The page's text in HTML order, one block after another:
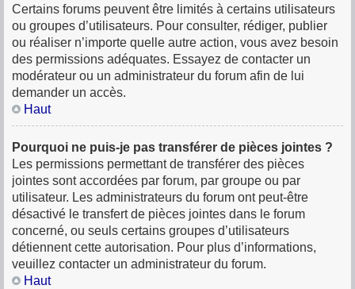
Certains forums peuvent être limités à certains utilisateurs
ou groupes d’utilisateurs. Pour consulter, rédiger, publier
ou réaliser n’importe quelle autre action, vous avez besoin
des permissions adéquates. Essayez de contacter un
modérateur ou un administrateur du forum afin de lui
demander un accès.
Haut
Pourquoi ne puis-je pas transférer de pièces jointes ?
Les permissions permettant de transférer des pièces
jointes sont accordées par forum, par groupe ou par
utilisateur. Les administrateurs du forum ont peut-être
désactivé le transfert de pièces jointes dans le forum
concerné, ou seuls certains groupes d’utilisateurs
détiennent cette autorisation. Pour plus d’informations,
veuillez contacter un administrateur du forum.
Haut